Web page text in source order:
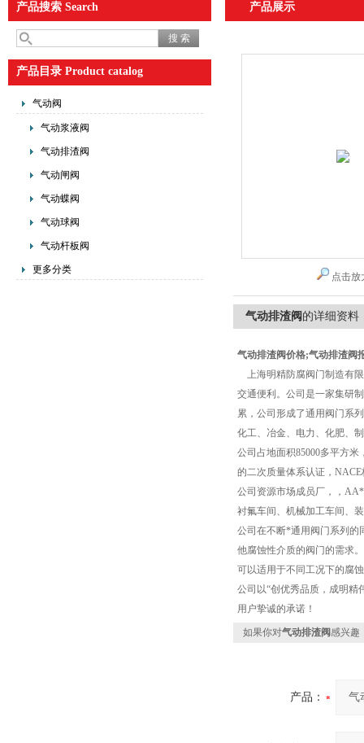
产品搜索 Search
产品目录 Product catalog
气动阀
气动浆液阀
气动排渣阀
气动闸阀
气动蝶阀
气动球阀
气动杆板阀
更多分类
产品展示
点击放
气动排渣阀 的详细资料
气动排渣阀价格;气动排渣阀
上海明精防腐阀门制造有
交通便利。公司是一家集研
累，公司形成了通用阀门系
化工、冶金、电力、化肥、
公司占地面积85000多平方米
的二次质量体系认证，
公司资源市场成员厂，，
衬氟车间、机械加工车间、
公司在不断*通用阀门系列的
他腐蚀性介质的阀门的需求
可以适用于不同工况下的腐
公司以“创优秀品质，成明精
用户挚诚的承诺！
如果你对气动排渣阀感兴趣
产品：